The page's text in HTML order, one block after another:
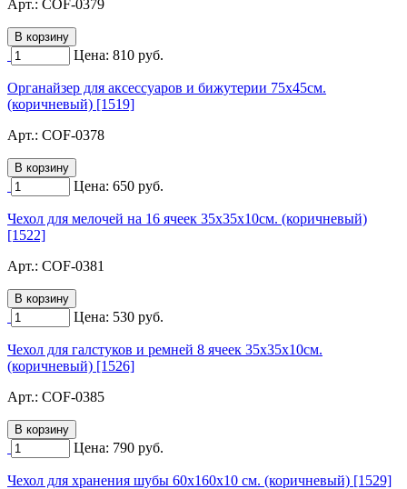
Арт.: COF-0379
Цена: 810 руб.
Органайзер для аксессуаров и бижутерии 75х45см.
(коричневый) [1519]
Арт.: COF-0378
Цена: 650 руб.
Чехол для мелочей на 16 ячеек 35х35х10см. (коричневый)
[1522]
Арт.: COF-0381
Цена: 530 руб.
Чехол для галстуков и ремней 8 ячеек 35х35х10см.
(коричневый) [1526]
Арт.: COF-0385
Цена: 790 руб.
Чехол для хранения шубы 60х160х10 см. (коричневый) [1529]